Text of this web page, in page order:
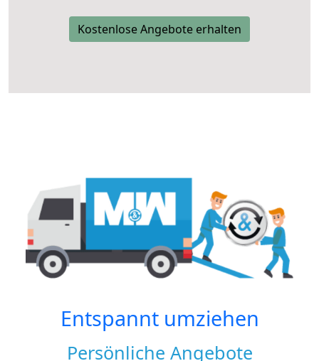
Kostenlose Angebote erhalten
Entspannt umziehen
Persönliche Angebote